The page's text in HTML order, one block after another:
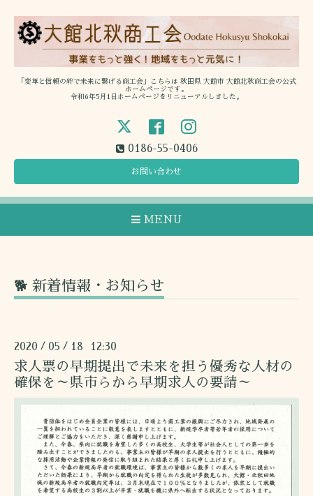
「変革と信頼の絆で未来に繋げる商工会」こちらは 秋田県 大館市 大館北秋商工会の公式
ホームページです。
令和6年5月1日ホームページをリニューアルしました。
0186-55-0406
お問い合わせ
MENU
🐕 新着情報・お知らせ
2020 / 05 / 18 12:30
求人票の早期提出で未来を担う優秀な人材の
確保を～県市らから早期求人の要請～